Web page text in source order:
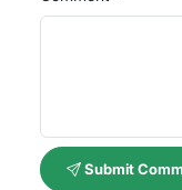
Submit